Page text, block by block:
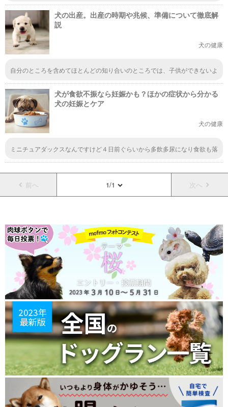
犬の出産。出産の時期や兆候、準備について徹底解
説
犬の健康
自分のところを含めてほとんどの知り合いのところでは、子供ができないよ
ていうのが常識なのかな。まぁこの部分は飼い主の方針次第だからね。た
だ、自宅に数匹の犬の赤ちゃんがいることを想像するといいなぁとは思う。
大変だと思うけど。
犬が食欲不振なら妊娠かも？ほかの症状から分かる
犬の妊娠とケア
犬の健康
ミニチュアダックスなんですけど４日前ぐらいから多飲多尿になり食欲も落
ってました。 結果妊娠してましたが多飲多尿が気になっています。尿にも
ゼリー状のものが確認 透明ですが。妊娠中でも子宮蓄膿症になりますか？
前へ 1/1 次へ